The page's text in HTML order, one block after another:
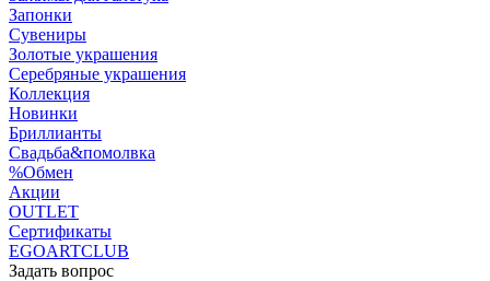
Запонки
Сувениры
Золотые украшения
Серебряные украшения
Коллекция
Новинки
Бриллианты
Свадьба&помолвка
%Обмен
Акции
OUTLET
Сертификаты
EGOARTCLUB
Задать вопрос